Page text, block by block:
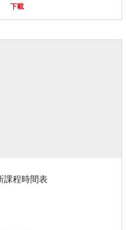
下載
課程時間表